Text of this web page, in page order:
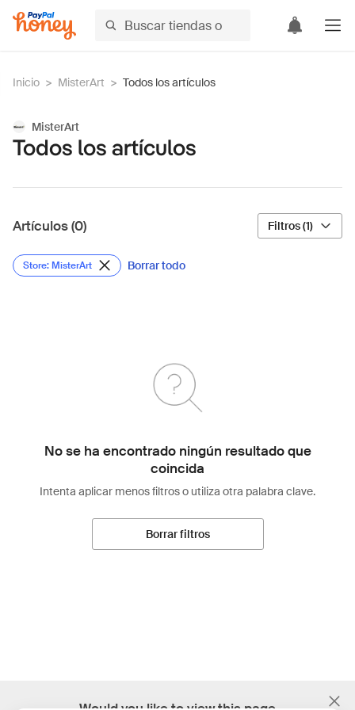
Inicio > MisterArt > Todos los artículos
MisterArt
Todos los artículos
Artículos (0) Filtros (1)
Store: MisterArt Borrar todo
No se ha encontrado ningún resultado que
coincida
Intenta aplicar menos filtros o utiliza otra palabra clave.
Borrar filtros